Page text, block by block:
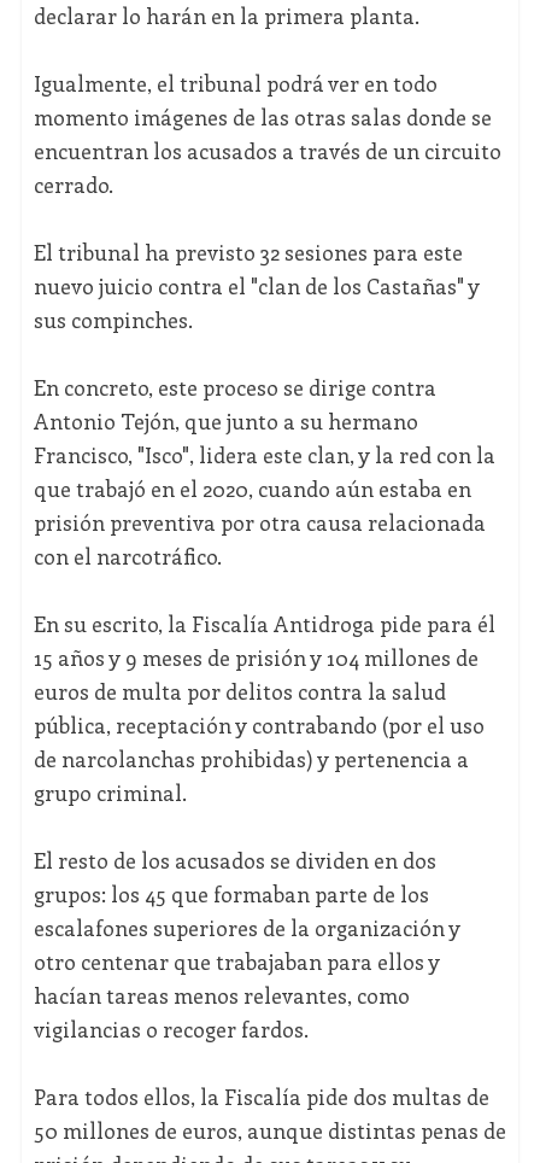
declarar lo harán en la primera planta.
Igualmente, el tribunal podrá ver en todo
momento imágenes de las otras salas donde se
encuentran los acusados a través de un circuito
cerrado.
El tribunal ha previsto 32 sesiones para este
nuevo juicio contra el "clan de los Castañas" y
sus compinches.
En concreto, este proceso se dirige contra
Antonio Tejón, que junto a su hermano
Francisco, "Isco", lidera este clan, y la red con la
que trabajó en el 2020, cuando aún estaba en
prisión preventiva por otra causa relacionada
con el narcotráfico.
En su escrito, la Fiscalía Antidroga pide para él
15 años y 9 meses de prisión y 104 millones de
euros de multa por delitos contra la salud
pública, receptación y contrabando (por el uso
de narcolanchas prohibidas) y pertenencia a
grupo criminal.
El resto de los acusados se dividen en dos
grupos: los 45 que formaban parte de los
escalafones superiores de la organización y
otro centenar que trabajaban para ellos y
hacían tareas menos relevantes, como
vigilancias o recoger fardos.
Para todos ellos, la Fiscalía pide dos multas de
50 millones de euros, aunque distintas penas de